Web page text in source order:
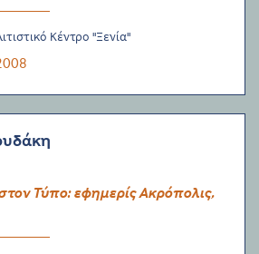
Κέντρο "Ξενία"
Τύπο: εφημερίς Ακρόπολις,